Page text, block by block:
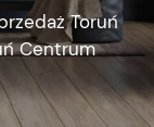
Toruń
Centrum